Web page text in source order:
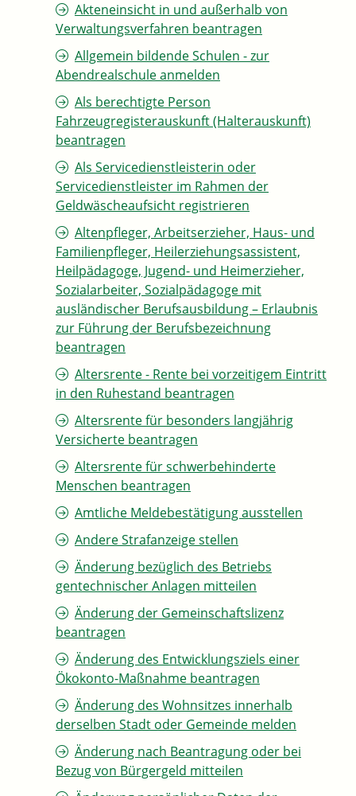
Akteneinsicht in und außerhalb von
Verwaltungsverfahren beantragen
Allgemein bildende Schulen - zur
Abendrealschule anmelden
Als berechtigte Person
Fahrzeugregisterauskunft (Halterauskunft)
beantragen
Als Servicedienstleisterin oder
Servicedienstleister im Rahmen der
Geldwäscheaufsicht registrieren
Altenpfleger, Arbeitserzieher, Haus- und
Familienpfleger, Heilerziehungsassistent,
Heilpädagoge, Jugend- und Heimerzieher,
Sozialarbeiter, Sozialpädagoge mit
ausländischer Berufsausbildung – Erlaubnis
zur Führung der Berufsbezeichnung
beantragen
Altersrente - Rente bei vorzeitigem Eintritt
in den Ruhestand beantragen
Altersrente für besonders langjährig
Versicherte beantragen
Altersrente für schwerbehinderte
Menschen beantragen
Amtliche Meldebestätigung ausstellen
Andere Strafanzeige stellen
Änderung bezüglich des Betriebs
gentechnischer Anlagen mitteilen
Änderung der Gemeinschaftslizenz
beantragen
Änderung des Entwicklungsziels einer
Ökokonto-Maßnahme beantragen
Änderung des Wohnsitzes innerhalb
derselben Stadt oder Gemeinde melden
Änderung nach Beantragung oder bei
Bezug von Bürgergeld mitteilen